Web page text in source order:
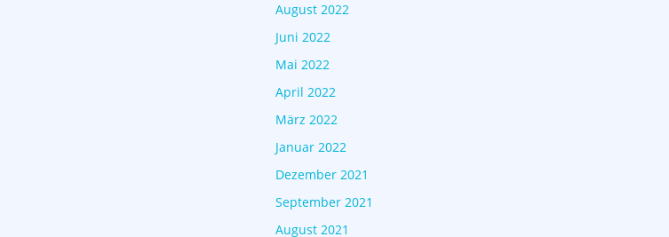
August 2022
Juni 2022
Mai 2022
April 2022
März 2022
Januar 2022
Dezember 2021
September 2021
August 2021